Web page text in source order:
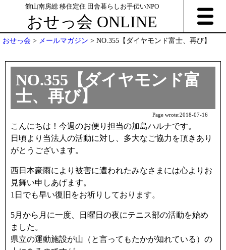
館山南房総 移住定住 田舎暮らしお手伝いNPO
おせっ会 ONLINE
おせっ会 > メールマガジン > NO.355【ダイヤモンド富士、再び】
NO.355【ダイヤモンド富
士、再び】
Page wrote:2018-07-16
こんにちは！今週のお便り担当の加島ハルナです。
日頃より当法人の活動に対し、多大なご協力を頂きあり
がとうございます。
西日本豪雨により被害に遭われたみなさまには心よりお
見舞い申しあげます。
1日でも早い復旧をお祈りしております。
5月から月に一度、日曜日の夜にテニス部の活動を始め
ました。
県立の運動施設が山（と言ってもたかが知れている）の